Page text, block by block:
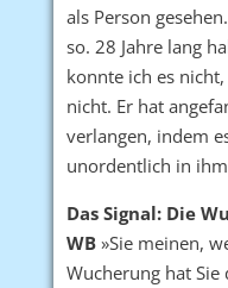
als Person
so. 28 Jahre lang
konnte ich es
nicht. Er hat
verlangen, indem
unordentlich in
Das Signal: Die
WB»Sie meinen,
Wucherung hat Sie